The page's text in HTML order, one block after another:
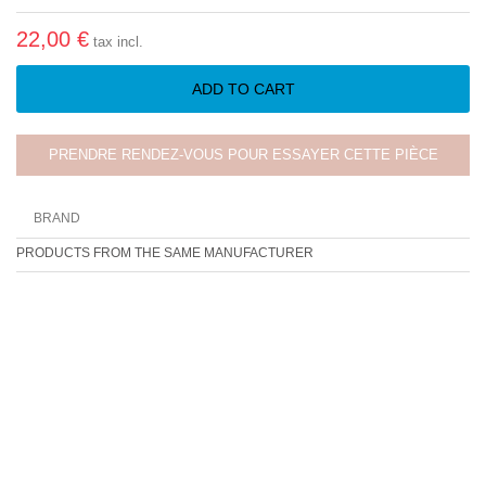
22,00 € tax incl.
ADD TO CART
PRENDRE RENDEZ-VOUS POUR ESSAYER CETTE PIÈCE
BRAND
PRODUCTS FROM THE SAME MANUFACTURER